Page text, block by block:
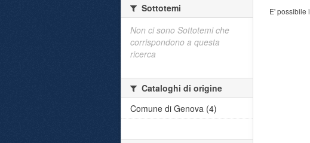
E' possibile
Sottotemi
Non ci sono Sottotemi che
corrispondono a questa
ricerca
Cataloghi di origine
Comune di Genova (4)